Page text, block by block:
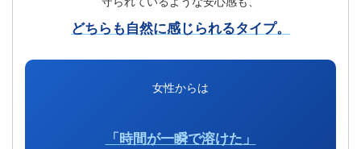
どちらも自然に感じられるタイプ。
女性からは
「時間が一瞬で溶けた」